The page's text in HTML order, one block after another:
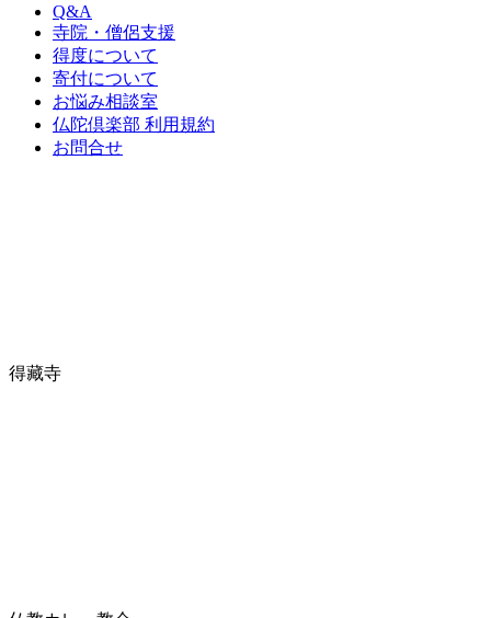
Q&A
寺院・僧侶支援
得度について
寄付について
お悩み相談室
仏陀倶楽部 利用規約
お問合せ
得藏寺